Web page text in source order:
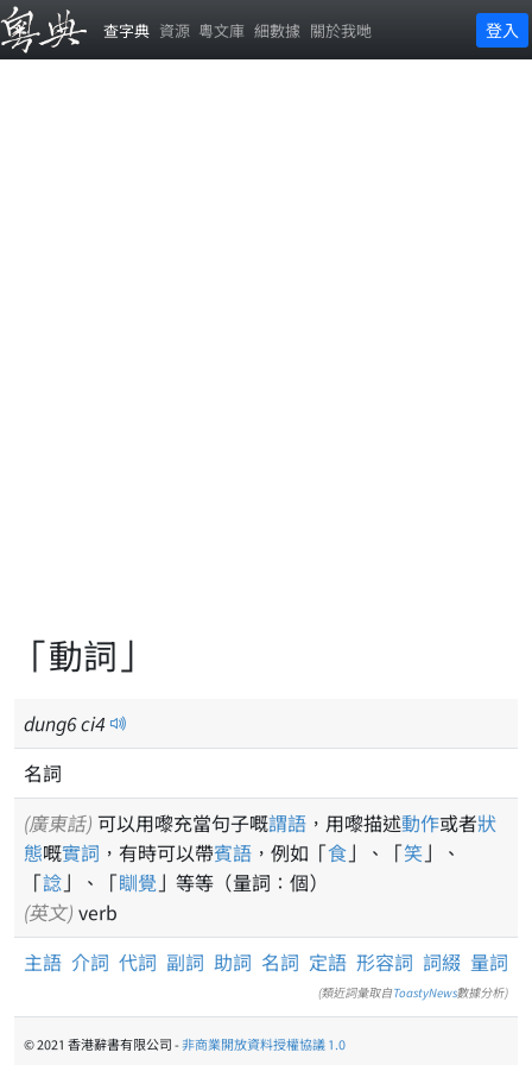
查字典 資源 粵文庫 細數據 關於我哋 登入
「動詞」
dung6ci4
名詞
(廣東話) 可以用嚟充當句子嘅謂語 ，用嚟描述動作或者狀
態嘅實詞 ，有時可以帶賓語 ，例如「食 」、「笑 」、
「諗 」、「瞓覺 」等等（量詞：個）
(英文) verb
主語 介詞 代詞 副詞 助詞 名詞 定語 形容詞 詞綴 量詞
(類近詞彙取自ToastyNews數據分析)
© 2021 香港辭書有限公司 -非商業開放資料授權協議 1.0